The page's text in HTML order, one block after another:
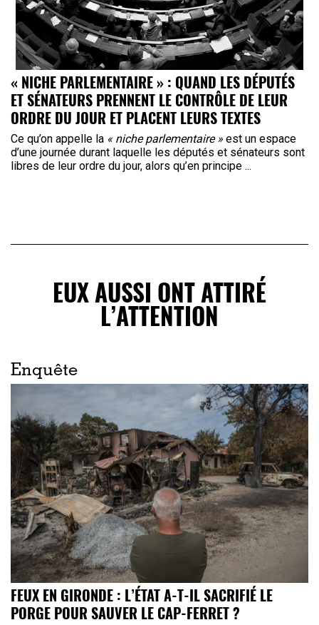
« NICHE PARLEMENTAIRE » : QUAND LES DÉPUTÉS
ET SÉNATEURS PRENNENT LE CONTRÔLE DE LEUR
ORDRE DU JOUR ET PLACENT LEURS TEXTES
Ce qu’on appelle la « niche parlementaire » est un espace
d’une journée durant laquelle les députés et sénateurs sont
libres de leur ordre du jour, alors qu’en principe ...
EUX AUSSI ONT ATTIRÉ
L’ATTENTION
Enquête
FEUX EN GIRONDE : L’ÉTAT A-T-IL SACRIFIÉ LE
PORGE POUR SAUVER LE CAP-FERRET ?